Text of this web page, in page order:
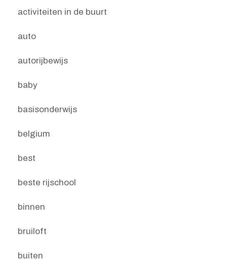
activiteiten in de buurt
auto
autorijbewijs
baby
basisonderwijs
belgium
best
beste rijschool
binnen
bruiloft
buiten